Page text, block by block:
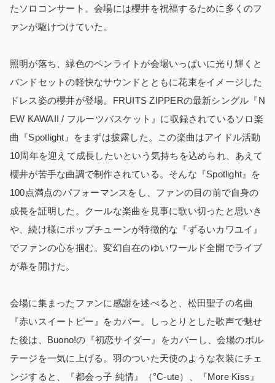
たソロコンサート。会場には櫻井を祝福するために多くのフ
ァンが駆けつけていた。
照明が落ち、緑色のペンライトが会場いっぱいに光り輝くと
バンドセットの軽快なサウンドとともに花束をイメージした
ドレス姿の櫻井が登場。FRUITS ZIPPERの最新シングル『N
EW KAWAII / フルーツバスケット』に収録されているソロ楽
曲『Spotlight』をまずは披露した。この楽曲はアイドル活動
10周年を迎えて成長したいという気持ちを込められ、あえて
櫻井が苦手な曲調で制作されている。そんな『Spotlight』を
100点満点のパフォーマンスをし、ファンの目の前で自身の
成長を証明した。クールな楽曲を見事に歌い切ったと思いき
や、続け様にポップチューンが特徴的な『ずるいカワユイ』
でファンの心を掴む。変幻自在のゆいワールド全開でライブ
が幕を開けた。
会場に集まったファンに感謝を述べると、松田聖子の名曲
『赤いスイートピー』をカバー。しっとりとした歌声で魅せ
た後は、Buono!の『初恋サイダー』をカバーし、会場のボル
テージを一気に上げる。羽のついた天使のような衣装にチェ
ンジすると、『都会っ子 純情』（°C-ute）、『More Kiss』